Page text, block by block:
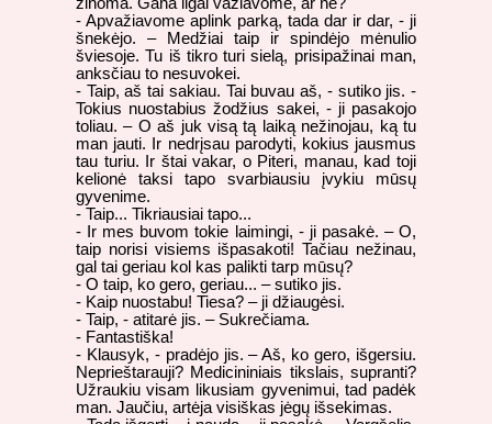
- Apvažiavome aplink parką, tada dar ir dar, - ji
šnekėjo. – Medžiai taip ir spindėjo mėnulio
šviesoje. Tu iš tikro turi sielą, prisipažinai man,
anksčiau to nesuvokei.
- Taip, aš tai sakiau. Tai buvau aš, - sutiko jis. -
Tokius nuostabius žodžius sakei, - ji pasakojo
toliau. – O aš juk visą tą laiką nežinojau, ką tu
man jauti. Ir nedrįsau parodyti, kokius jausmus
tau turiu. Ir štai vakar, o Piteri, manau, kad toji
kelionė taksi tapo svarbiausiu įvykiu mūsų
gyvenime.
- Taip... Tikriausiai tapo...
- Ir mes buvom tokie laimingi, - ji pasakė. – O,
taip norisi visiems išpasakoti! Tačiau nežinau,
gal tai geriau kol kas palikti tarp mūsų?
- O taip, ko gero, geriau... – sutiko jis.
- Kaip nuostabu! Tiesa? – ji džiaugėsi.
- Taip, - atitarė jis. – Sukrečiama.
- Fantastiška!
- Klausyk, - pradėjo jis. – Aš, ko gero, išgersiu.
Neprieštarauji? Medicininiais tikslais, supranti?
Užraukiu visam likusiam gyvenimui, tad padėk
man. Jaučiu, artėja visiškas jėgų išsekimas.